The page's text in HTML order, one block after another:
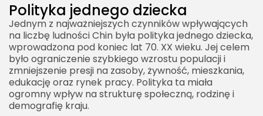
Polityka jednego dziecka
Jednym z najważniejszych czynników wpływających
na liczbę ludności Chin była polityka jednego dziecka,
wprowadzona pod koniec lat 70. XX wieku. Jej celem
było ograniczenie szybkiego wzrostu populacji i
zmniejszenie presji na zasoby, żywność, mieszkania,
edukację oraz rynek pracy. Polityka ta miała
ogromny wpływ na strukturę społeczną, rodzinę i
demografię kraju.